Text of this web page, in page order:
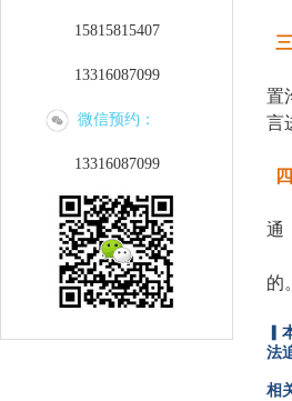
15815815407
13316087099
微信预约：
13316087099
三
置
言
四
通
的
▎
法
相